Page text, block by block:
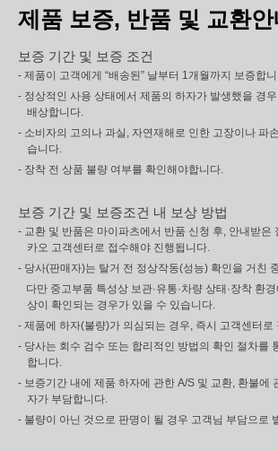
제품 보증, 반품 및 교환안
보증 기간 및 보증 조건
- 제품이 고객에게 “배송된” 날부터 1개월까지 보증합
- 정상적인 사용 상태에서 제품의 하자가 발생했을 경
배상합니다.
- 소비자의 고의나 과실, 자연재해로 인한 고장이나 파
습니다.
- 장착 전 상품 불량 여부를 확인해야합니다.
보증 기간 및 보증조건 내 보상 방법
- 교환 및 반품은 마이파츠에서 반품 신청 후, 안내받은
카오 고객센터로 접수해야 진행됩니다.
- 당사(판매자)는 탈거 전 정상작동(성능) 확인을 거친
다만 중고부품 특성상 보관·유통·차량 상태·장착 환
상이 확인되는 경우가 있을 수 있습니다.
- 제품에 하자(불량)가 의심되는 경우, 즉시 고객센터로
- 당사는 회수 검수 또는 합리적인 방법의 확인 절차를
합니다.
- 보증기간 내에 제품 하자에 관한 A/S 및 교환, 환불에
자가 부담합니다.
- 불량이 아닌 것으로 판명이 될 경우 고객님 부담으로